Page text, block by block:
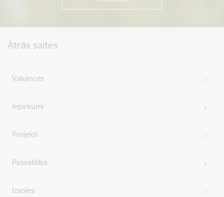
Ātrās saites
Vakances
Iepirkumi
Projekti
Pašvaldība
Izsoles